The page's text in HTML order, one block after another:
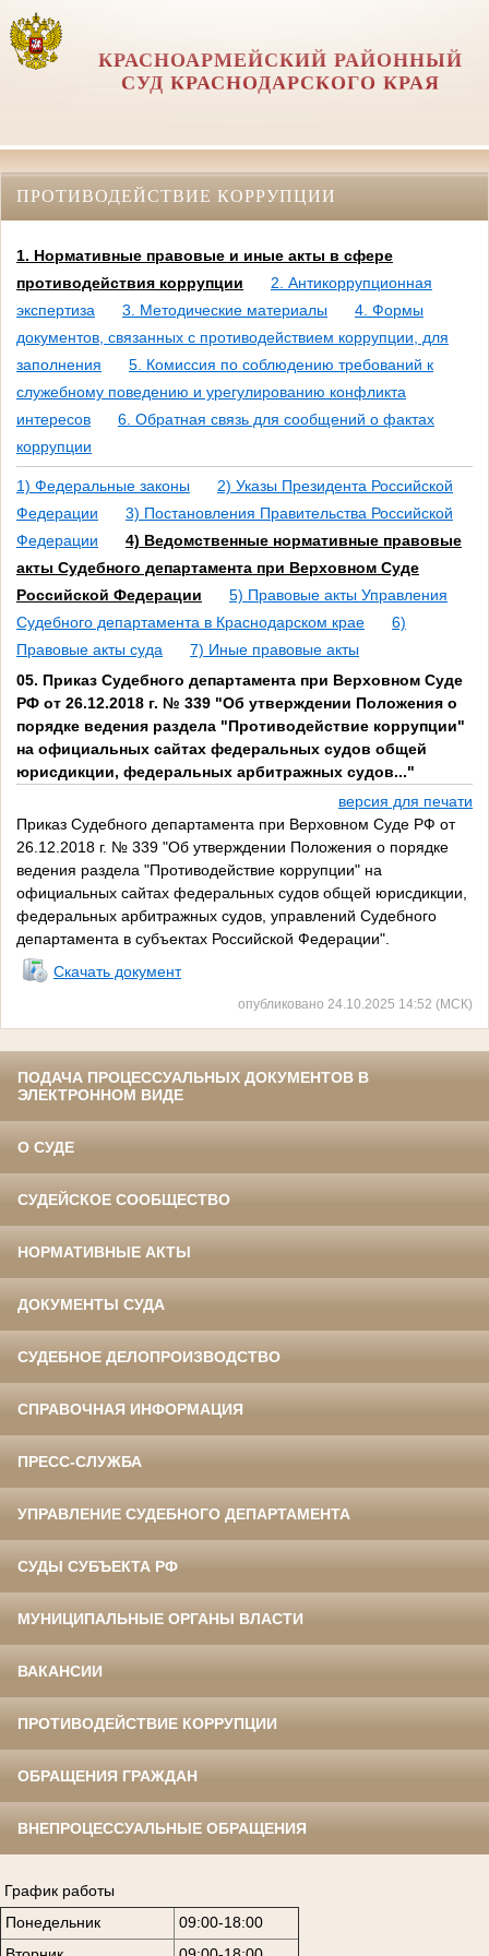
КРАСНОАРМЕЙСКИЙ РАЙОННЫЙ
СУД КРАСНОДАРСКОГО КРАЯ
ПРОТИВОДЕЙСТВИЕ КОРРУПЦИИ
1. Нормативные правовые и иные акты в сфере
противодействия коррупции
2. Антикоррупционная
экспертиза
3. Методические материалы
4. Формы
документов, связанных с противодействием коррупции, для
заполнения
5. Комиссия по соблюдению требований к
служебному поведению и урегулированию конфликта
интересов
6. Обратная связь для сообщений о фактах
коррупции
1) Федеральные законы
2) Указы Президента Российской
Федерации
3) Постановления Правительства Российской
Федерации
4) Ведомственные нормативные правовые
акты Судебного департамента при Верховном Суде
Российской Федерации
5) Правовые акты Управления
Судебного департамента в Краснодарском крае
6)
Правовые акты суда
7) Иные правовые акты
05. Приказ Судебного департамента при Верховном Суде
РФ от 26.12.2018 г. № 339 "Об утверждении Положения о
порядке ведения раздела "Противодействие коррупции"
на официальных сайтах федеральных судов общей
юрисдикции, федеральных арбитражных судов..."
версия для печати
Приказ Судебного департамента при Верховном Суде РФ от
26.12.2018 г. № 339 "Об утверждении Положения о порядке
ведения раздела "Противодействие коррупции" на
официальных сайтах федеральных судов общей юрисдикции,
федеральных арбитражных судов, управлений Судебного
департамента в субъектах Российской Федерации".
Скачать документ
опубликовано 24.10.2025 14:52 (МСК)
ПОДАЧА ПРОЦЕССУАЛЬНЫХ ДОКУМЕНТОВ В
ЭЛЕКТРОННОМ ВИДЕ
О СУДЕ
СУДЕЙСКОЕ СООБЩЕСТВО
НОРМАТИВНЫЕ АКТЫ
ДОКУМЕНТЫ СУДА
СУДЕБНОЕ ДЕЛОПРОИЗВОДСТВО
СПРАВОЧНАЯ ИНФОРМАЦИЯ
ПРЕСС-СЛУЖБА
УПРАВЛЕНИЕ СУДЕБНОГО ДЕПАРТАМЕНТА
СУДЫ СУБЪЕКТА РФ
МУНИЦИПАЛЬНЫЕ ОРГАНЫ ВЛАСТИ
ВАКАНСИИ
ПРОТИВОДЕЙСТВИЕ КОРРУПЦИИ
ОБРАЩЕНИЯ ГРАЖДАН
ВНЕПРОЦЕССУАЛЬНЫЕ ОБРАЩЕНИЯ
График работы
Понедельник
09:00-18:00